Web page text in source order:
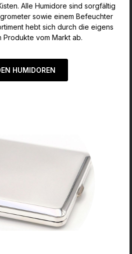
Alle Humidore sind sorgfältig
sowie einem Befeuchter
hebt sich durch die eigens
Produkte vom Markt ab.
HUMIDOREN